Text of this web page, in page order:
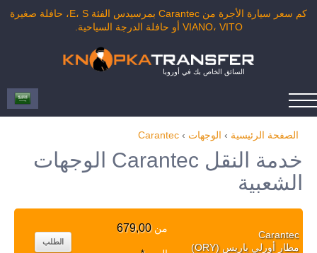
كم سعر سيارة الأجرة من Carantec بمرسيدس الفئة E، S، حافلة صغيرة
VIANO، VITO أو حافلة الدرجة السياحية.
السائق الخاص بك في أوروبا
الصفحة الرئيسية › الوجهات ›
Carantec
خدمة النقل Carantec الوجهات
الشعبية
Carantec
مطار أورلي باريس (ORY)
من679,00
الطلب